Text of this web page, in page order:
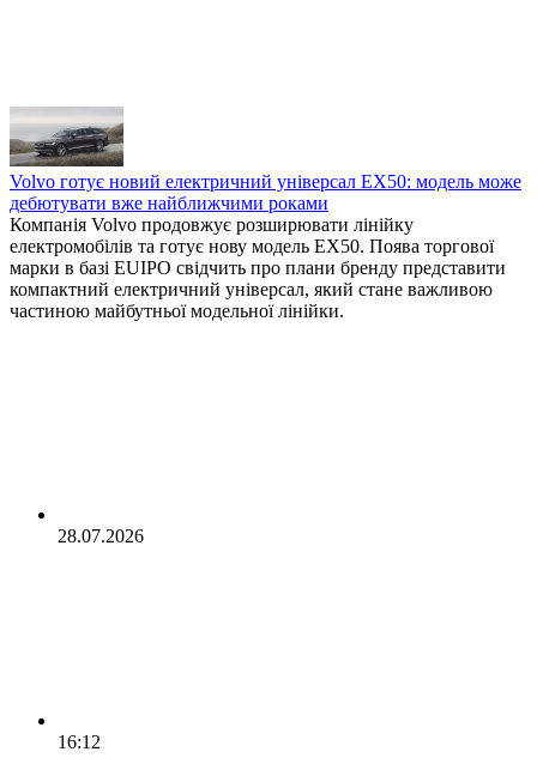
Volvo готує новий електричний універсал EX50: модель може
дебютувати вже найближчими роками
Компанія Volvo продовжує розширювати лінійку
електромобілів та готує нову модель EX50. Поява торгової
марки в базі EUIPO свідчить про плани бренду представити
компактний електричний універсал, який стане важливою
частиною майбутньої модельної лінійки.
28.07.2026
16:12